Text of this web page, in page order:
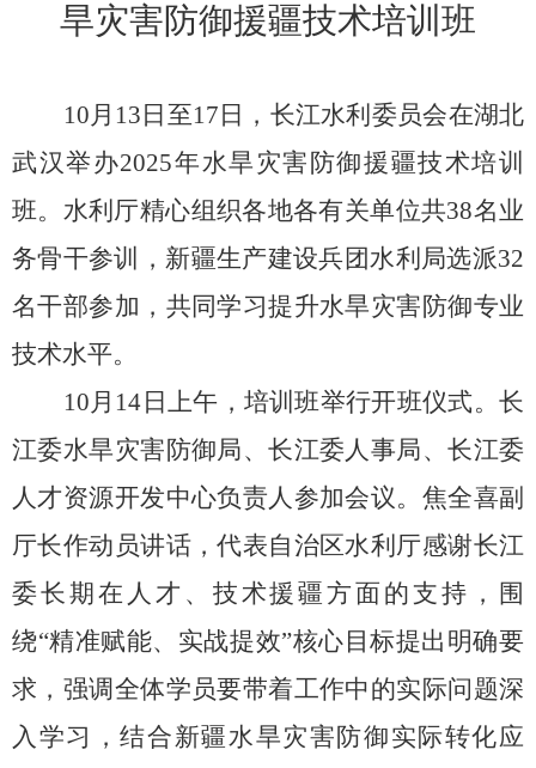
旱灾害防御援疆技术培训班
10月 13 日至17 日，长江水利委员会在湖北
武汉举办2025年水旱灾害防御援疆技术培训
班。水利厅精心组织各地各有关单位共38名业
务骨干参训，新疆生产建设兵团水利局选派32
名干部参加，共同学习提升水旱灾害防御专业
技术水平。
10月 14 日上午，培训班举行开班仪式。长
江委水旱灾害防御局、长江委人事局、长江委
人才资源开发中心负责人参加会议。 焦全喜副
厅长作动员讲话，代表自治区水利厅感谢长江
委长期在人才、技术援疆方面的支持，围
绕“精准赋能、实战提效”核心目标提出明确要
求，强调全体学员要带着工作中的实际问题深
入学习，结合新疆水旱灾害防御实际转化应